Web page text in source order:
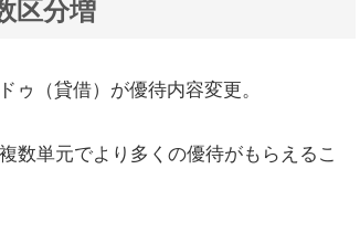
区分増
ゥ（貸借）が優待内容変更。
数単元でより多くの優待がもらえるこ